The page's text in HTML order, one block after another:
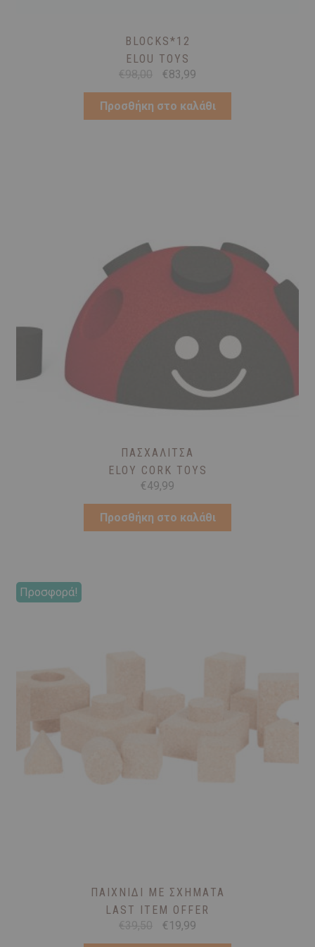
BLOCKS*12
ELOU TOYS
€98,00
Original
was:
€98,00.
€83,99Η
τιμή
είναι:
Προσθήκη στο καλάθι
ΠΑΣΧΑΛΊΤΣΑ
ELOY CORK TOYS
€49,99
Προσθήκη στο καλάθι
ΠΑΙΧΝΊΔΙ ΜΕ ΣΧΉΜΑΤΑ
LAST ITEM OFFER
Προσφορά!
€39,50
Original
€ 19,99Η